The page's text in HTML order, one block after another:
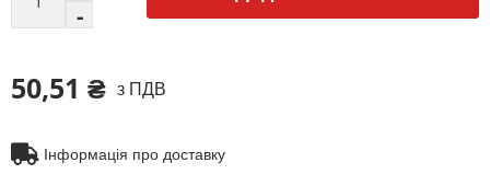
50,51 ₴ з ПДВ
Інформація про доставку